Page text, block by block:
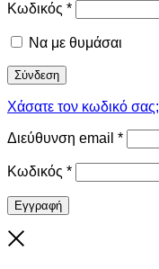
Κωδικός *
Να με θυμάσαι
Σύνδεση
Χάσατε τον κωδικό σας;
Διεύθυνση email *
Κωδικός *
Εγγραφή